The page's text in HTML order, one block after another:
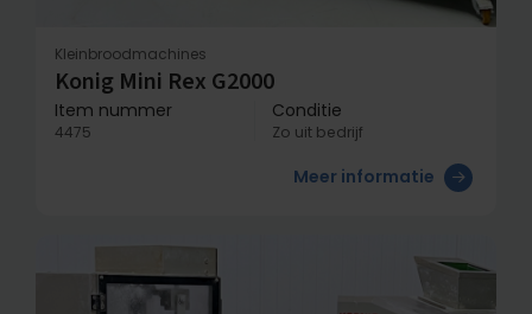
Kleinbroodmachines
Konig Mini Rex G2000
Item nummer
4475
Conditie
Zo uit bedrijf
Meer informatie